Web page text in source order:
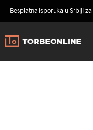
Besplatna isporuka u Srbiji